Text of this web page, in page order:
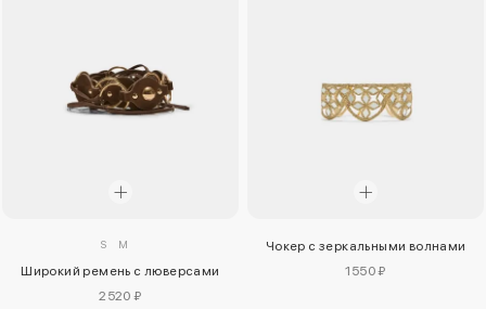
S M
Широкий ремень с люверсами
2520 ₽
Чокер с зеркальными волнами
1550 ₽